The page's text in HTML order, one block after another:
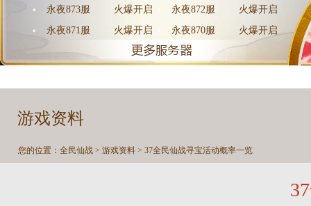
永夜873服 火爆开启 永夜872服
火爆开启
永夜871服
火爆开启 永夜870服 火爆开启
游戏资料
您的位置： 全民仙战 > 游戏资料 > 37全民仙战寻宝活动概率一览